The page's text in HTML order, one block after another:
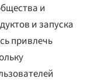
и
и запуска
привлечь